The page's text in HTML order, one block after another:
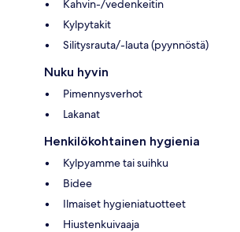
Kahvin-/vedenkeitin
Kylpytakit
Silitysrauta/-lauta (pyynnöstä)
Nuku hyvin
Pimennysverhot
Lakanat
Henkilökohtainen hygienia
Kylpyamme tai suihku
Bidee
Ilmaiset hygieniatuotteet
Hiustenkuivaaja